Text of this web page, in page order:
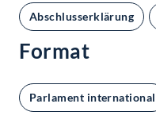
Abschlusserklärung
Format
Parlament international